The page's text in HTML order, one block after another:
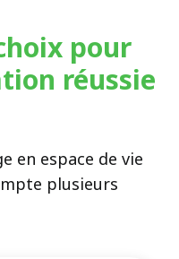
pour
réussie
en espace de vie
plusieurs